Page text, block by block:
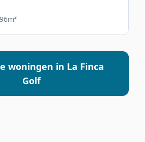
96m²
woningen in La Finca
Golf